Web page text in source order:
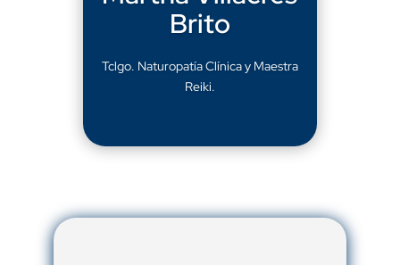
Brito
Tclgo. Naturopatía Clínica y Maestra
Reiki.